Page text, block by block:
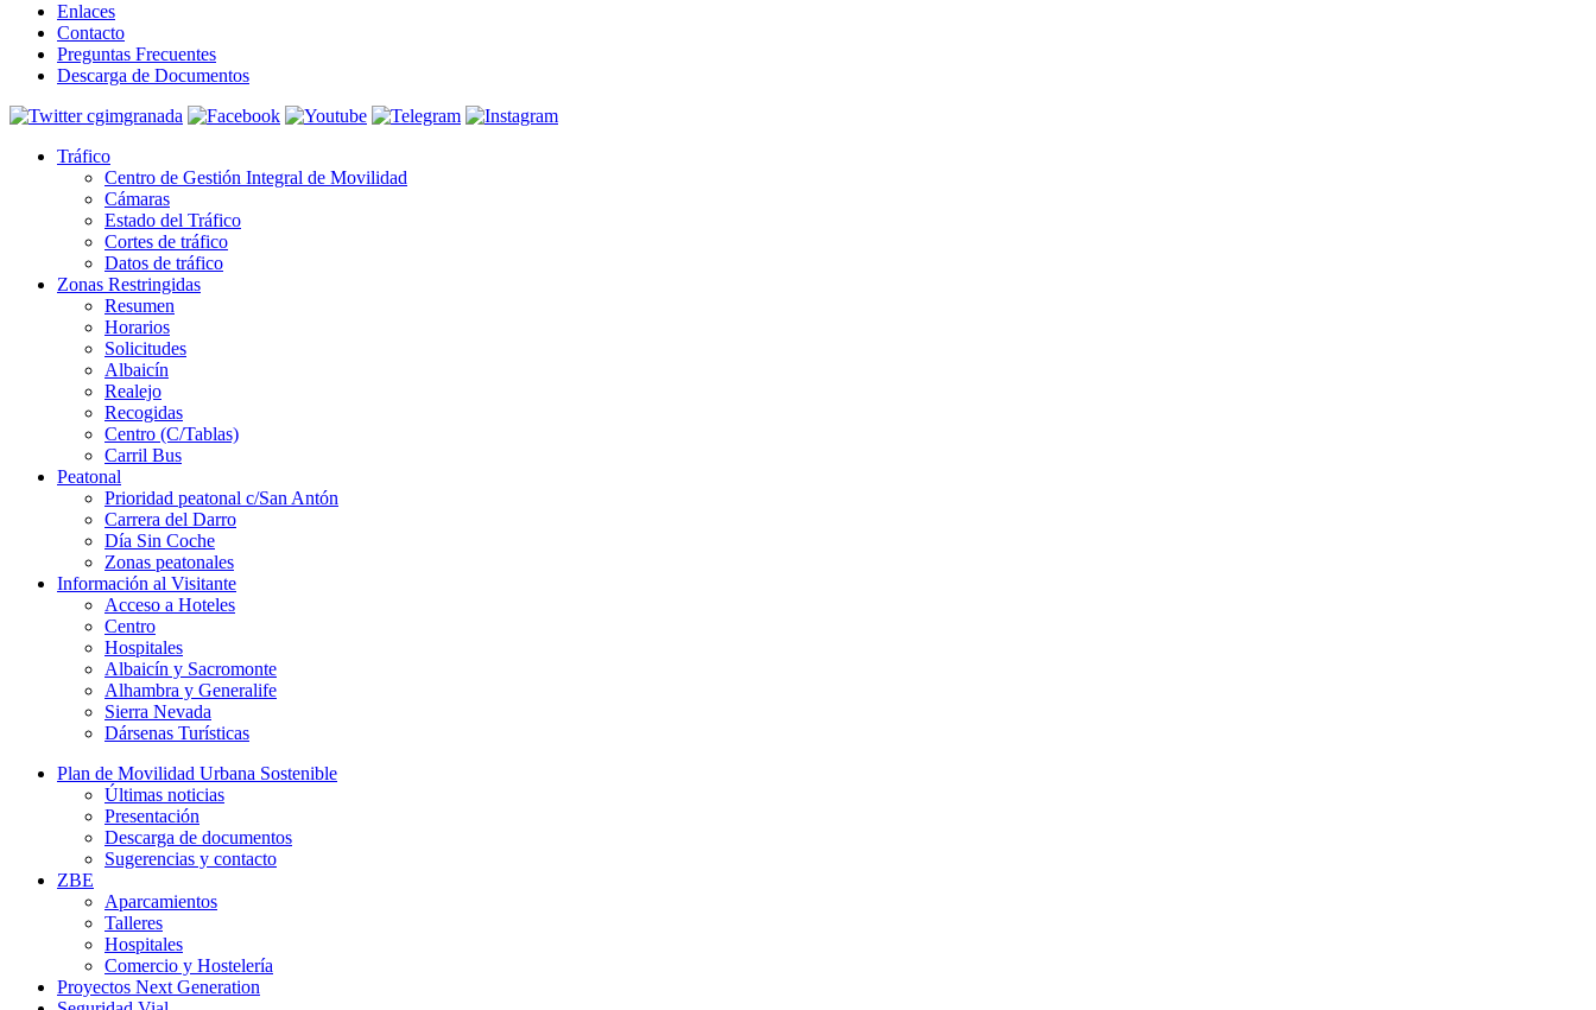
Enlaces
Contacto
Preguntas Frecuentes
Descarga de Documentos
Tráfico
Centro de Gestión Integral de Movilidad
Cámaras
Estado del Tráfico
Cortes de tráfico
Datos de tráfico
Zonas Restringidas
Resumen
Horarios
Solicitudes
Albaicín
Realejo
Recogidas
Centro (C/Tablas)
Carril Bus
Peatonal
Prioridad peatonal c/San Antón
Carrera del Darro
Día Sin Coche
Zonas peatonales
Información al Visitante
Acceso a Hoteles
Centro
Hospitales
Albaicín y Sacromonte
Alhambra y Generalife
Sierra Nevada
Dársenas Turísticas
Plan de Movilidad Urbana Sostenible
Últimas noticias
Presentación
Descarga de documentos
Sugerencias y contacto
ZBE
Aparcamientos
Talleres
Hospitales
Comercio y Hostelería
Proyectos Next Generation